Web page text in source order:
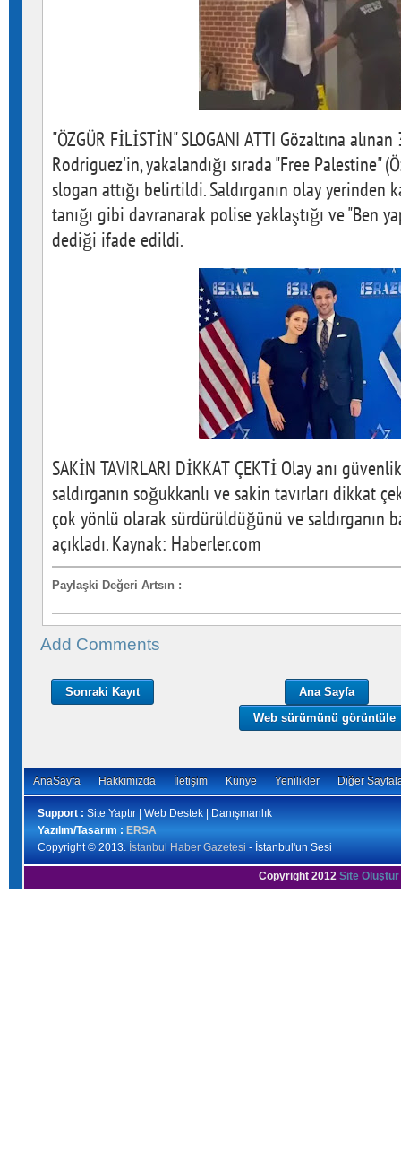
"ÖZGÜR FİLİSTİN" SLOGANI ATTI Gözaltına
Rodriguez'in, yakalandığı sırada "Free Palestine"
slogan attığı belirtildi. Saldırganın olay yerinden
tanığı gibi davranarak polise yaklaştığı ve "Ben
dediği ifade edildi.
SAKİN TAVIRLARI DİKKAT ÇEKTİ Olay anı
saldırganın soğukkanlı ve sakin tavırları dikkat
çok yönlü olarak sürdürüldüğünü ve saldırganın
açıkladı. Kaynak: Haberler.com
Paylaşki Değeri Artsın :
Add Comments
Sonraki Kayıt
Ana Sayfa
Web sürümünü görüntüle
AnaSayfa Hakkımızda İletişim Künye Yenilikler Diğer
Support : Site Yaptır | Web Destek | Danışmanlık
Yazılım/Tasarım : ERSA
Copyright © 2013. İstanbul Haber Gazetesi - İstanbul'un Sesi
Copyright 2012 Site Oluştur